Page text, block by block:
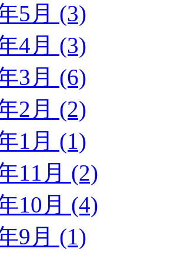
5月 (3)
4月 (3)
3月 (6)
2月 (2)
1月 (1)
11月 (2)
10月 (4)
9月 (1)